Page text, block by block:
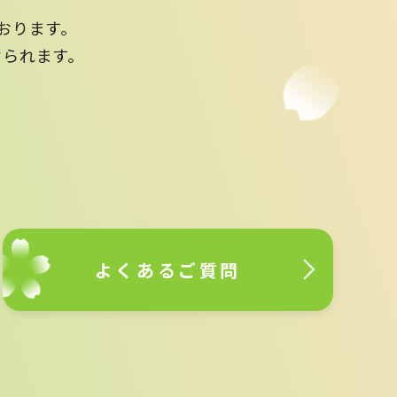
ます。
れます。
よくあるご質問